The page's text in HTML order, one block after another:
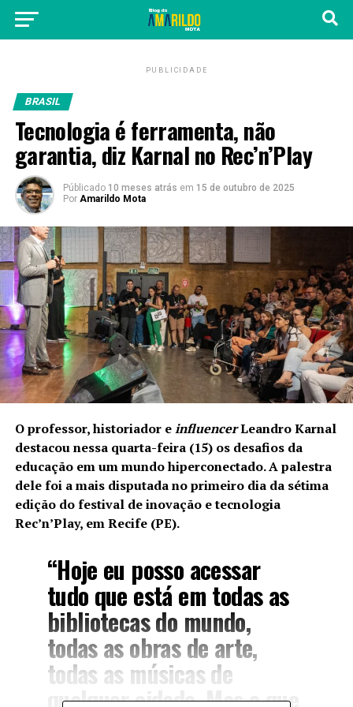
PUBLICIDADE
BRASIL
Tecnologia é ferramenta, não
garantia, diz Karnal no Rec’n’Play
Públicado 10 meses atrás em 15 de outubro de 2025
Por Amarildo Mota
O professor, historiador einfluencerLeandro Karnal
destacou nessa quarta-feira (15) os desafios da
educação em um mundo hiperconectado. A palestra
dele foi a mais disputada no primeiro dia da sétima
edição do festival de inovação e tecnologia
Rec’n’Play, em Recife (PE).
“Hoje eu posso acessar
tudo que está em todas as
bibliotecas do mundo,
todas as obras de arte,
todas as músicas de
qualquer cidade. Mas o que